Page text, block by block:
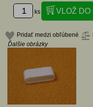
ks
Pridať medzi obľúbené
Ďalšie obrázky